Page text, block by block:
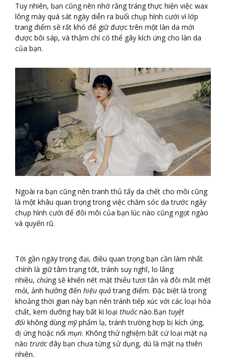
Tuy nhiên, bạn cũng nên nhớ rằng tráng thực hiện việc wax
lông mày quá sát ngày diễn ra buổi chụp hình cưới vì lớp
trang điểm sẽ rất khó để giữ được trên một làn da mới
được bôi sáp, và thậm chí có thể gây kích ứng cho làn da
của bạn.
Ngoài ra bạn cũng nên tranh thủ tẩy da chết cho môi cũng
là một khâu quan trọng trong việc chăm sóc da trước ngày
chụp hình cưới để đôi môi của bạn lúc nào cũng ngọt ngào
và quyến rũ.
Tới gần ngày trọng đại, điều quan trọng bạn cần làm nhất
chính là giữ tâm trạng tốt, tránh suy nghĩ, lo lắng
nhiều, chúng sẽ khiến nét mặt thiếu tươi tắn và đôi mắt mệt
mỏi, ảnh hưởng đến hiệu quảtrang điểm. Đặc biệt là trong
khoảng thời gian này bạn nên tránh tiếp xúc với các loại hóa
chất, kem dưỡng hay bất kì loại thuốcnào.Bạn tuyệt
đối không dùng mỹphẩm lạ, tránh trường hợp bị kích ứng,
dị ứng hoặc nổi mụn. Không thử nghiệm bất cứ loại mặt nạ
nào trướcđây bạn chưa từng sử dụng, dù là mặt nạ thiên
nhiên.